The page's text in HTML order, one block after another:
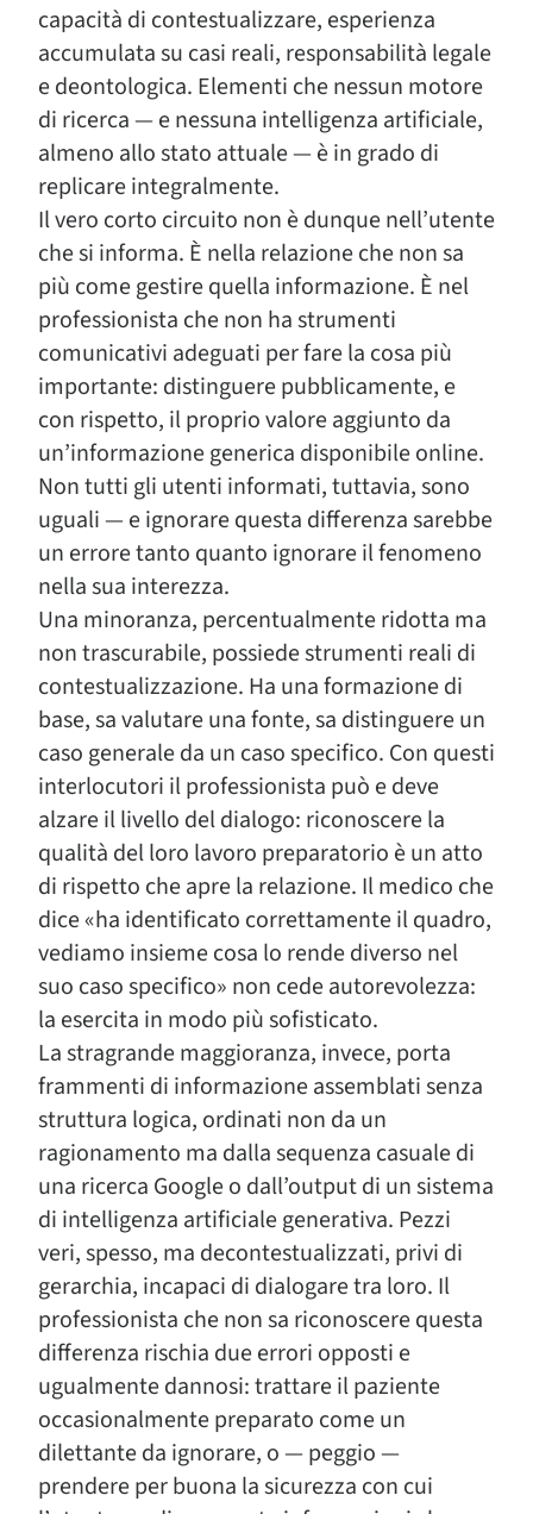
capacità di contestualizzare, esperienza
accumulata su casi reali, responsabilità legale
e deontologica. Elementi che nessun motore
di ricerca — e nessuna intelligenza artificiale,
almeno allo stato attuale — è in grado di
replicare integralmente.
Il vero corto circuito non è dunque nell’utente
che si informa. È nella relazione che non sa
più come gestire quella informazione. È nel
professionista che non ha strumenti
comunicativi adeguati per fare la cosa più
importante: distinguere pubblicamente, e
con rispetto, il proprio valore aggiunto da
un’informazione generica disponibile online.
Non tutti gli utenti informati, tuttavia, sono
uguali — e ignorare questa differenza sarebbe
un errore tanto quanto ignorare il fenomeno
nella sua interezza.
Una minoranza, percentualmente ridotta ma
non trascurabile, possiede strumenti reali di
contestualizzazione. Ha una formazione di
base, sa valutare una fonte, sa distinguere un
caso generale da un caso specifico. Con questi
interlocutori il professionista può e deve
alzare il livello del dialogo: riconoscere la
qualità del loro lavoro preparatorio è un atto
di rispetto che apre la relazione. Il medico che
dice «ha identificato correttamente il quadro,
vediamo insieme cosa lo rende diverso nel
suo caso specifico» non cede autorevolezza:
la esercita in modo più sofisticato.
La stragrande maggioranza, invece, porta
frammenti di informazione assemblati senza
struttura logica, ordinati non da un
ragionamento ma dalla sequenza casuale di
una ricerca Google o dall’output di un sistema
di intelligenza artificiale generativa. Pezzi
veri, spesso, ma decontestualizzati, privi di
gerarchia, incapaci di dialogare tra loro. Il
professionista che non sa riconoscere questa
differenza rischia due errori opposti e
ugualmente dannosi: trattare il paziente
occasionalmente preparato come un
dilettante da ignorare, o — peggio —
prendere per buona la sicurezza con cui